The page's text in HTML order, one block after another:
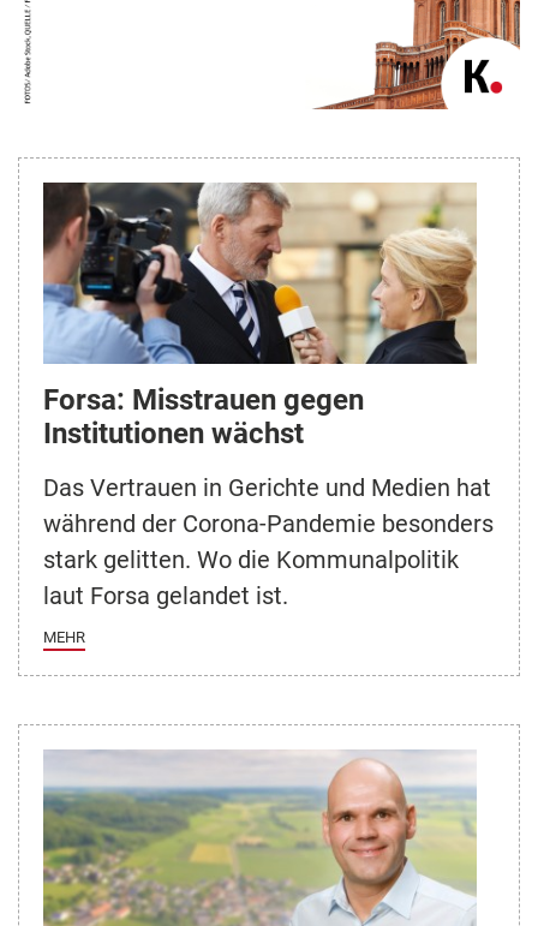
Forsa: Misstrauen gegen
Institutionen wächst
Das Vertrauen in Gerichte und Medien hat
während der Corona-Pandemie besonders
stark gelitten. Wo die Kommunalpolitik
laut Forsa gelandet ist.
MEHR